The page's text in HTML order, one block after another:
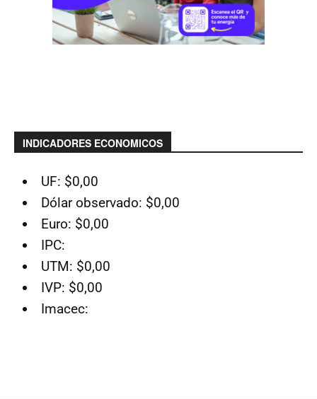
INDICADORES ECONOMICOS
UF: $0,00
Dólar observado: $0,00
Euro: $0,00
IPC:
UTM: $0,00
IVP: $0,00
Imacec: